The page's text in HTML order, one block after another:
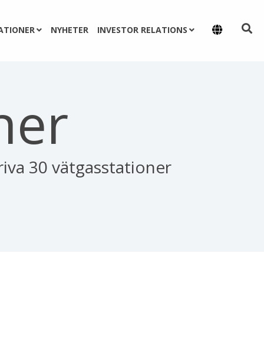
NYHETER INVESTOR RELATIONS
30 vätgasstationer